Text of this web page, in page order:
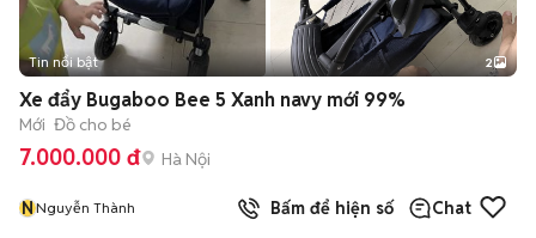
Tin nổi bật 2
Xe đẩy Bugaboo Bee 5 Xanh navy mới 99%
Mới Đồ cho bé
7.000.000 đ Hà Nội
NNguyễn Thành Bấm để hiện số Chat